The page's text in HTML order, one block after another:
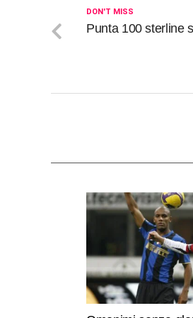
DON'T MISS
Punta 100 sterline